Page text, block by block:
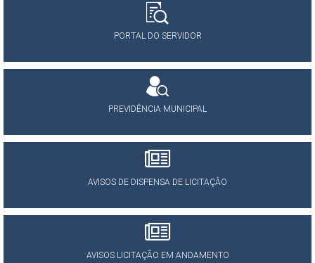
PORTAL DO SERVIDOR
PREVIDÊNCIA MUNICIPAL
AVISOS DE DISPENSA DE LICITAÇÂO
AVISOS LICITAÇÃO EM ANDAMENTO